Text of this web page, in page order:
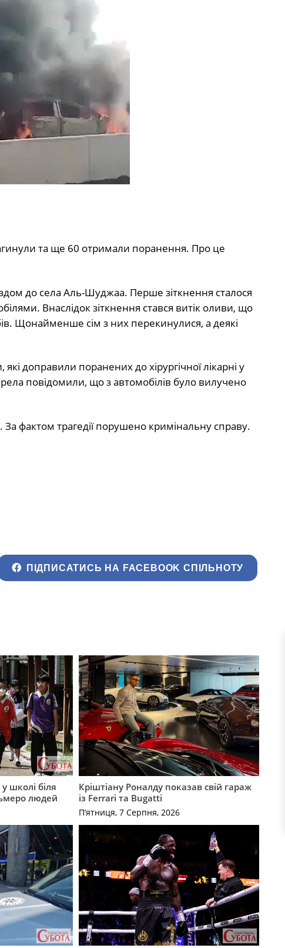
та ще 60 отримали поранення. Про це
до села Аль-Шуджаа. Перше зіткнення сталося
Внаслідок зіткнення стався витік оливи, що
Щонайменше сім з них перекинулися, а деякі
доправили поранених до хірургічної лікарні у
повідомили, що з автомобілів було вилучено
За фактом трагедії порушено кримінальну справу.
ПІДПИСАТИСЬ НА FACEBOOK СПІЛЬНОТУ
школі біля
людей
Кріштіану Роналду показав свій гараж
із Ferrari та Bugatti
П’ятниця, 7 Серпня, 2026